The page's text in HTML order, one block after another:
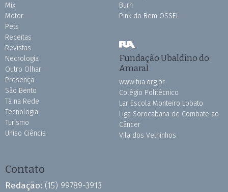
Mix
Motor
Pets
Receitas
Revistas
Necrologia
Outro Olhar
Presença
São Bento
Tá na Rede
Tecnologia
Turismo
Uniso Ciência
Burh
Pink do Bem OSSEL
Fundação Ubaldino do
Amaral
www.fua.org.br
Colégio Politécnico
Lar Escola Monteiro Lobato
Liga Sorocabana de Combate ao
Câncer
Vila dos Velhinhos
Contato
Redação: (15) 99789-3913